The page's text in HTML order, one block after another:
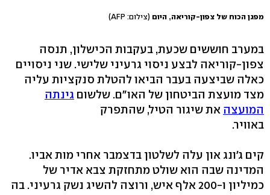
מפגן הכוח של צפון-קוריאה, היום (צילום: AFP)
במערב חוששים שכעת, בעקבות הכישלון, תנסה
צפון-קוריאה לבצע ניסוי גרעיני שלישי. שני ניסויים
כאלה שביצעה בעבר הביאו להטלת סנקציות עליה
מצד מועצת הביטחון של האו"ם. שלשום גינתה
המועצה את שיגור הטיל, שהתפרק
באוויר.
קים ג'ונג און עלה לשלטון בדצמבר אחרי מות אביו.
המדינה שבה הוא שולט מתחזקת צבא אדיר של
כמיליון ו-200 אלף איש, ורוצה להשיג נשק גרעיני. בה